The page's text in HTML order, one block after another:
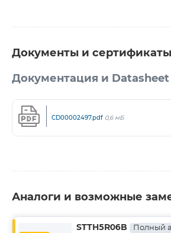
Документы и сертификаты
Документация и Datasheet
CD00002497.pdf 0,6 мБ
Аналоги и возможные
STTH5R06B Полный